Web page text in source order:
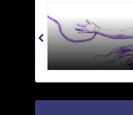
Andromeda - La